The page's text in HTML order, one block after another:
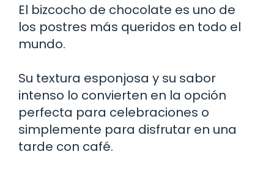
El bizcocho de chocolate es uno de
los postres más queridos en todo el
mundo.
Su textura esponjosa y su sabor
intenso lo convierten en la opción
perfecta para celebraciones o
simplemente para disfrutar en una
tarde con café.